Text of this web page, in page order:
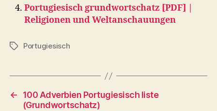
Portugiesisch grundwortschatz [PDF] |
Religionen und Weltanschauungen
TagsPortugiesisch
←
100 Adverbien Portugiesisch liste
(Grundwortschatz)